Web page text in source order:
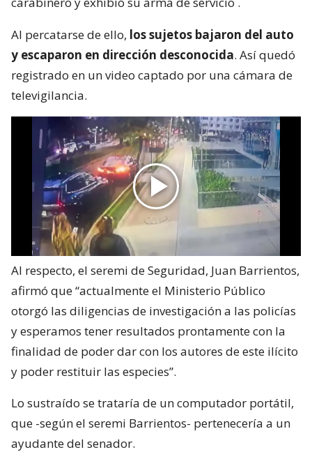
Al percatarse de ello, los sujetos bajaron del auto
y escaparon en dirección desconocida. Así quedó
registrado en un video captado por una cámara de
televigilancia.
Al respecto, el seremi de Seguridad, Juan Barrientos,
afirmó que “actualmente el Ministerio Público
otorgó las diligencias de investigación a las policías
y esperamos tener resultados prontamente con la
finalidad de poder dar con los autores de este ilícito
y poder restituir las especies”.
Lo sustraído se trataría de un computador portátil,
que -según el seremi Barrientos- pertenecería a un
ayudante del senador.